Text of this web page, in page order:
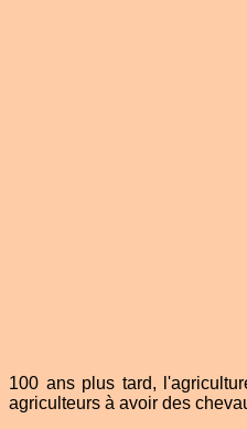
100 ans plus tard,
agriculteurs à avoir des